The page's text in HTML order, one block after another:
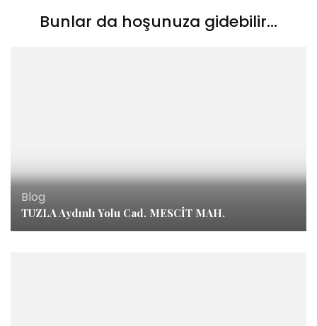
Bunlar da hoşunuza gidebilir...
Blog
TUZLA Aydınlı Yolu Cad. MESCİT MAH.